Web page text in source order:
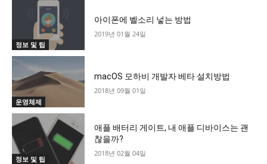
정보 및 팁
아이폰에 벨소리 넣는 방법
2019년 01월 24일
운영체제
macOS 모하비 개발자 베타 설치방법
2018년 09월 01일
정보 및 팁
애플 배터리 게이트, 내 애플 디바이스는 괜
찮을까?
2018년 02월 04일